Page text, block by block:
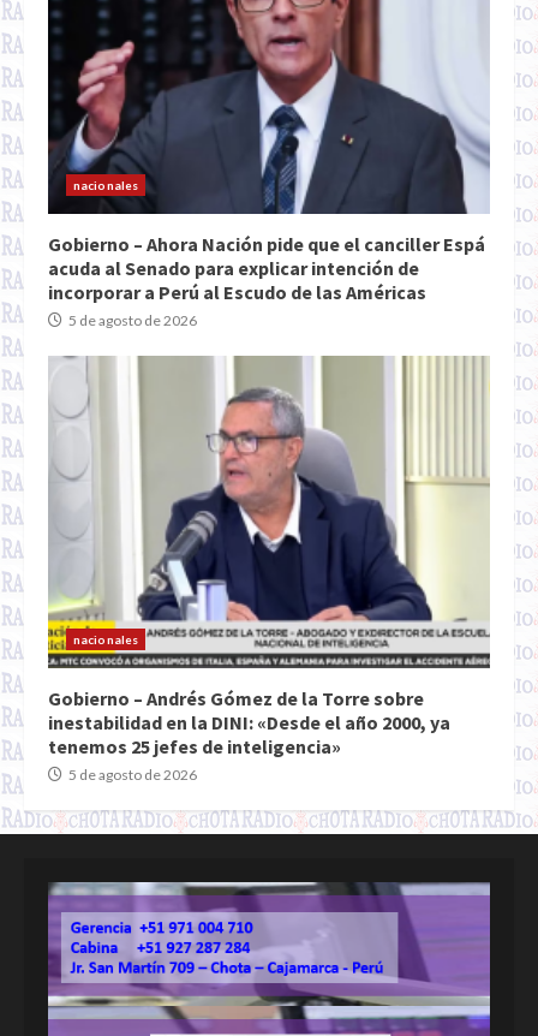
nacionales
Gobierno – Ahora Nación pide que el canciller Espá
acuda al Senado para explicar intención de
incorporar a Perú al Escudo de las Américas
5 de agosto de 2026
nacionales
Gobierno – Andrés Gómez de la Torre sobre
inestabilidad en la DINI: «Desde el año 2000, ya
tenemos 25 jefes de inteligencia»
5 de agosto de 2026